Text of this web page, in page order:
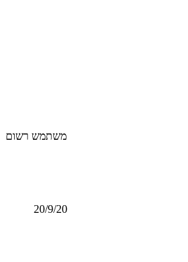
משתמש רשום
20/9/20